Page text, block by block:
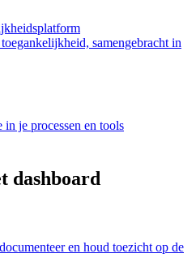
samengebracht in
je processen en tools
dashboard
en houd toezicht op de